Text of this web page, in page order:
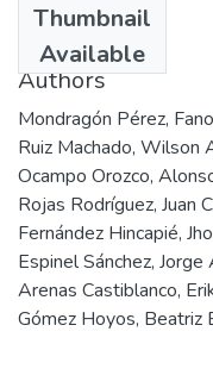
Thumbnail
Available
2002
Authors
Mondragón Pérez,
Ruiz Machado, Wilson
Ocampo Orozco,
Rojas Rodríguez, Juan
Fernández Hincapié,
Espinel Sánchez,
Arenas Castiblanco,
Gómez Hoyos, Beatriz